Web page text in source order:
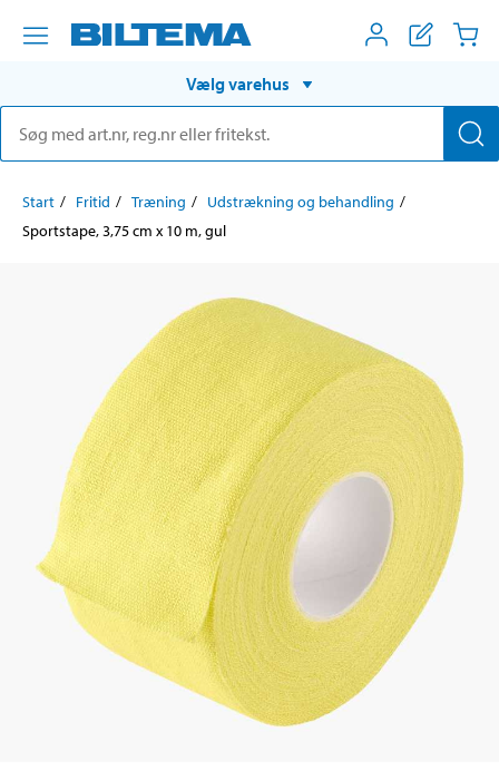
Vælg varehus
Start Fritid Træning
Udstrækning og behandling
Sportstape, 3,75 cm x 10 m, gul